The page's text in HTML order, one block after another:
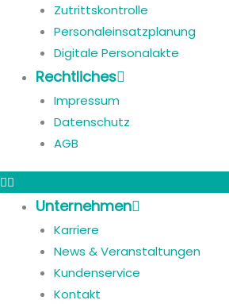
Zutrittskontrolle
Personaleinsatzplanung
Digitale Personalakte
Rechtliches
Impressum
Datenschutz
AGB
Unternehmen
Karriere
News & Veranstaltungen
Kundenservice
Kontakt